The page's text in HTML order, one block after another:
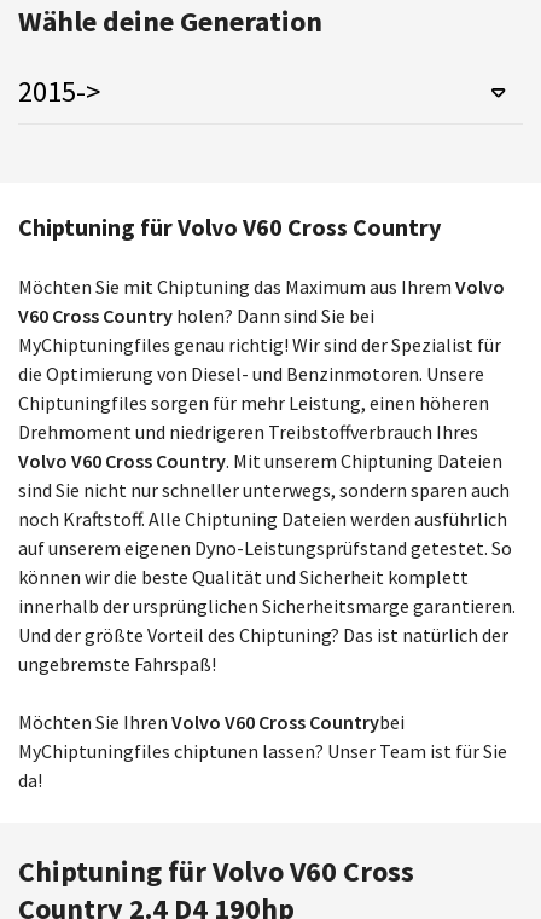
Chiptuning für Volvo V60 Cross Country
Möchten Sie mit Chiptuning das Maximum aus Ihrem Volvo
V60 Cross Country holen? Dann sind Sie bei
MyChiptuningfiles genau richtig! Wir sind der Spezialist für
die Optimierung von Diesel- und Benzinmotoren. Unsere
Chiptuningfiles sorgen für mehr Leistung, einen höheren
Drehmoment und niedrigeren Treibstoffverbrauch Ihres
Volvo V60 Cross Country. Mit unserem Chiptuning Dateien
sind Sie nicht nur schneller unterwegs, sondern sparen auch
noch Kraftstoff. Alle Chiptuning Dateien werden ausführlich
auf unserem eigenen Dyno-Leistungsprüfstand getestet. So
können wir die beste Qualität und Sicherheit komplett
innerhalb der ursprünglichen Sicherheitsmarge garantieren.
Und der größte Vorteil des Chiptuning? Das ist natürlich der
ungebremste Fahrspaß!
Möchten Sie Ihren Volvo V60 Cross Countrybei
MyChiptuningfiles chiptunen lassen? Unser Team ist für Sie
da!
Wähle deine Generation
2015->
Chiptuning für Volvo V60 Cross
Country 2.4 D4 190hp